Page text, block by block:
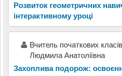
Розвиток геометричних
інтерактивному уроці
Вчитель початкових
Людмила Анатоліївна
Захоплива подорож: